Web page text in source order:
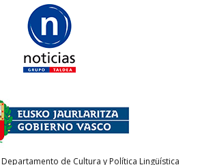
de Cultura y Política Lingüística